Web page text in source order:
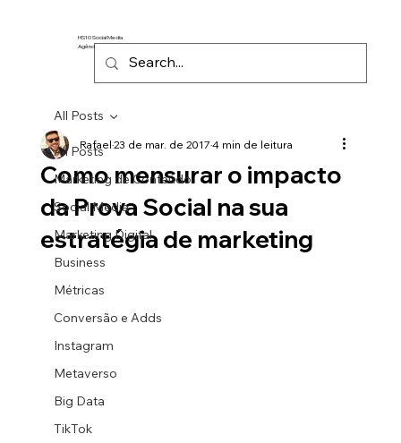
HS10 Social Media
Agência de Marketing Digital
All Posts
Marketing de Conteúdo
Social Media
Marketing Digital
Business
Métricas
Conversão e Adds
Instagram
Metaverso
Big Data
TikTok
All Posts
Como mensurar o impacto
da Prova Social na sua
estratégia de marketing
Rafael23 de mar. de 20174 min de leitura